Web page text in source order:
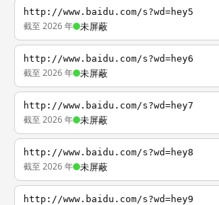
http://www.baidu.com/s?wd=hey5
截至 2026 年 未屏蔽
http://www.baidu.com/s?wd=hey6
截至 2026 年 未屏蔽
http://www.baidu.com/s?wd=hey7
截至 2026 年 未屏蔽
http://www.baidu.com/s?wd=hey8
截至 2026 年 未屏蔽
http://www.baidu.com/s?wd=hey9